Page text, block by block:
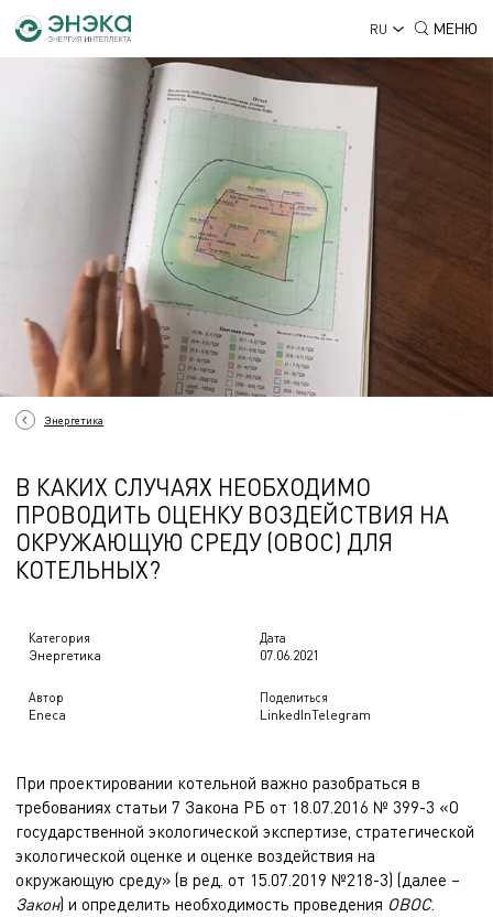
RU МЕНЮ
Энергетика
В КАКИХ СЛУЧАЯХ НЕОБХОДИМО
ПРОВОДИТЬ ОЦЕНКУ ВОЗДЕЙСТВИЯ НА
ОКРУЖАЮЩУЮ СРЕДУ (ОВОС) ДЛЯ
КОТЕЛЬНЫХ?
Категория
Энергетика
Дата
07.06.2021
Автор
Eneca
Поделиться
LinkedInTelegram
При проектировании котельной важно разобраться в
требованиях статьи 7 Закона РБ от 18.07.2016 № 399-3 «О
государственной экологической экспертизе, стратегической
экологической оценке и оценке воздействия на
окружающую среду» (в ред. от 15.07.2019 №218-3) (далее –
Закон) и определить необходимость проведения ОВОС.